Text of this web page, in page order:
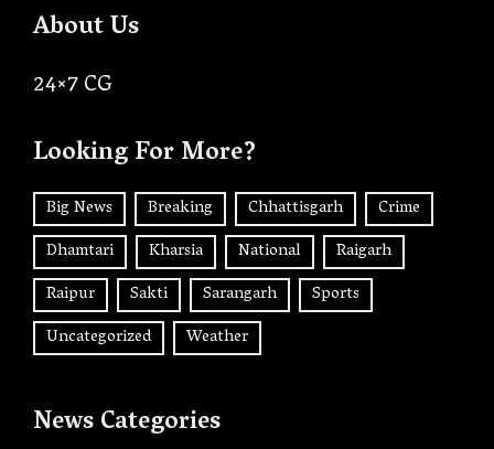
About Us
24×7 CG
Looking For More?
Big News Breaking Chhattisgarh
Crime
Dhamtari
Kharsia National
Raigarh
Raipur
Sakti Sarangarh
Sports
Uncategorized
Weather
News Categories